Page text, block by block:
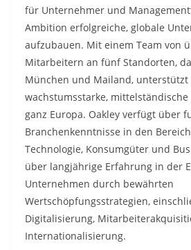
für Unternehmer und
Ambition erfolgreiche, globale
aufzubauen. Mit einem Team von
Mitarbeitern an fünf Standorten,
München und Mailand, unterstützt
wachstumsstarke,
ganz Europa. Oakley verfügt über
Branchenkenntnisse in den
Technologie, Konsumgüter und
über langjährige Erfahrung in der
Unternehmen durch bewährten
Wertschöpfungsstrategien,
Digitalisierung,
Internationalisierung.